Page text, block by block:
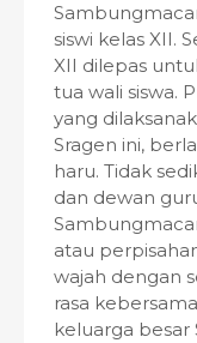
siswi kelas XII.
XII dilepas
tua wali siswa.
yang
Sragen ini,
haru. Tidak
dan dewan
atau
wajah dengan
rasa
keluarga besar